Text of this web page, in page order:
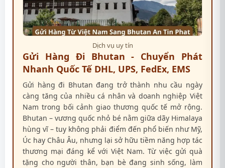
Dịch vụ uy tín
Gửi Hàng Đi Bhutan - Chuyển Phát
Nhanh Quốc Tế DHL, UPS, FedEx, EMS
Gửi hàng đi Bhutan đang trở thành nhu cầu ngày
càng tăng của nhiều cá nhân và doanh nghiệp Việt
Nam trong bối cảnh giao thương quốc tế mở rộng.
Bhutan – vương quốc nhỏ bé nằm giữa dãy Himalaya
hùng vĩ – tuy không phải điểm đến phổ biến như Mỹ,
Úc hay Châu Âu, nhưng lại sở hữu tiềm năng hợp tác
thương mại đáng kể với Việt Nam. Từ việc gửi quà
tặng cho người thân, bạn bè đang sinh sống, làm